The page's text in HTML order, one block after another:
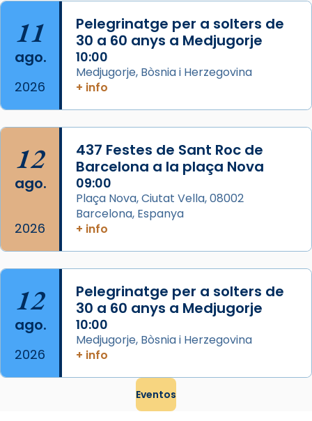
partir de l’Edat Mitjana sorgeix la tradició
que les santes Juliana (“relatiu a Júlia”) i
Semproniana (“relatiu a Semprònia =
eterna”) són deixebles seves. I l’any 1667, el
frare Joan Gaspar Roig, afirma en una obra
que les santes són filles de l’antiga Iluro.
Mataró en reivindicarà les relíq
Foto
View on Facebook · Share
11
ago.
2026
Pelegrinatge per a solters de
30 a 60 anys a Medjugorje
10:00
Medjugorje, Bòsnia i Herzegovina
+ info
12
ago.
2026
437 Festes de Sant Roc de
Barcelona a la plaça Nova
09:00
Plaça Nova, Ciutat Vella, 08002
Barcelona, Espanya
+ info
12
ago.
2026
Pelegrinatge per a solters de
30 a 60 anys a Medjugorje
10:00
Medjugorje, Bòsnia i Herzegovina
+ info
Eventos